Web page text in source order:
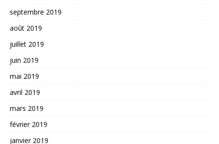
septembre 2019
août 2019
juillet 2019
juin 2019
mai 2019
avril 2019
mars 2019
février 2019
janvier 2019